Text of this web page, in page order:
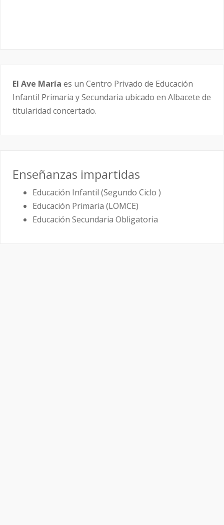
El Ave María es un Centro Privado de Educación
Infantil Primaria y Secundaria ubicado en Albacete de
titularidad concertado.
Enseñanzas impartidas
Educación Infantil (Segundo Ciclo )
Educación Primaria (LOMCE)
Educación Secundaria Obligatoria